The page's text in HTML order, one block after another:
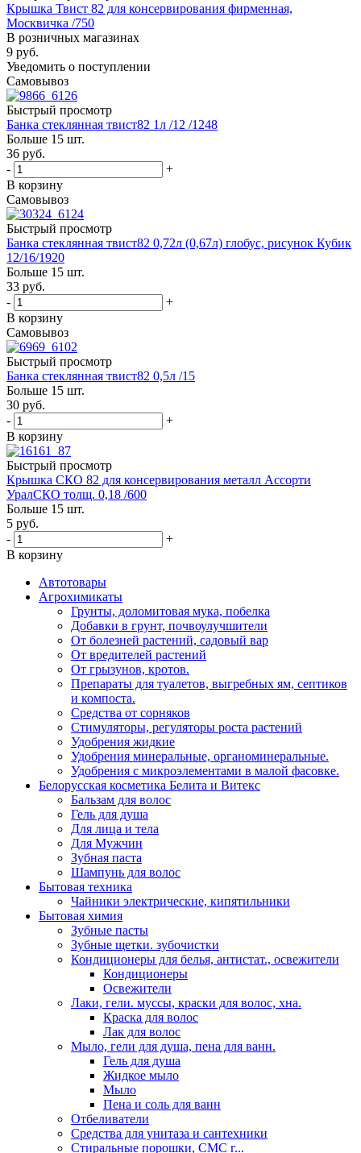
Крышка Твист 82 для консервирования фирменная,
Москвичка /750
В розничных магазинах
9 руб.
Уведомить о поступлении
Самовывоз
Быстрый просмотр
Банка стеклянная твист82 1л /12 /1248
Больше 15 шт.
36 руб.
-
+
В корзину
Самовывоз
Быстрый просмотр
Банка стеклянная твист82 0,72л (0,67л) глобус, рисунок Кубик
12/16/1920
Больше 15 шт.
33 руб.
-
+
В корзину
Самовывоз
Быстрый просмотр
Банка стеклянная твист82 0,5л /15
Больше 15 шт.
30 руб.
-
+
В корзину
Быстрый просмотр
Крышка СКО 82 для консервирования металл Ассорти
УралСКО толщ. 0,18 /600
Больше 15 шт.
5 руб.
-
+
В корзину
Автотовары
Агрохимикаты
Грунты, доломитовая мука, побелка
Добавки в грунт, почвоулучшители
От болезней растений, садовый вар
От вредителей растений
От грызунов, кротов.
Препараты для туалетов, выгребных ям, септиков
и компоста.
Средства от сорняков
Стимуляторы, регуляторы роста растений
Удобрения жидкие
Удобрения минеральные, органоминеральные.
Удобрения с микроэлементами в малой фасовке.
Белорусская косметика Белита и Витекс
Бальзам для волос
Гель для душа
Для лица и тела
Для Мужчин
Зубная паста
Шампунь для волос
Бытовая техника
Чайники электрические, кипятильники
Бытовая химия
Зубные пасты
Зубные щетки. зубочистки
Кондиционеры для белья, антистат., освежители
Кондиционеры
Освежители
Лаки, гели. муссы, краски для волос, хна.
Краска для волос
Лак для волос
Мыло, гели для душа, пена для ванн.
Гель для душа
Жидкое мыло
Мыло
Пена и соль для ванн
Отбеливатели
Средства для унитаза и сантехники
Стиральные порошки, СМС г...